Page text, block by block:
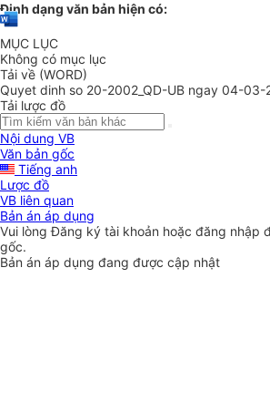
Định dạng văn bản hiện có:
MỤC LỤC
Không có mục lục
Tải về (WORD)
Quyet dinh so 20-2002_QD-UB ngay 04-
Tải lược đồ
Nội dung VB
Văn bản gốc
Tiếng anh
Lược đồ
VB liên quan
Bản án áp dụng
Vui lòngĐăng ký tài khoản hoặc đăng nhập
gốc.
Bản án áp dụng đang được cập nhật